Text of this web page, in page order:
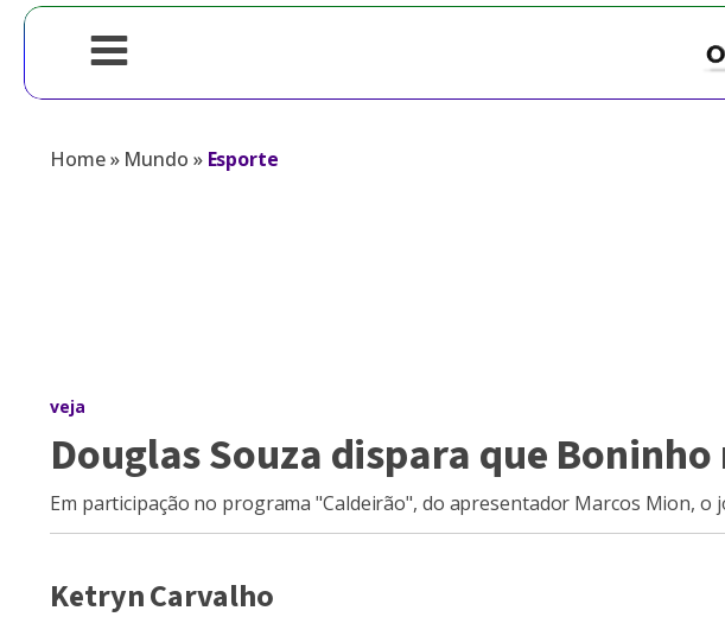
Home» Mundo » Esporte
veja
Douglas Souza dispara que
Em participação no programa "Caldeirão", do apresentador Marcos Mion, o
Ketryn Carvalho